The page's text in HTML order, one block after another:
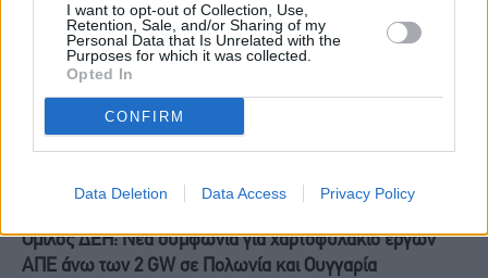
I want to opt-out of Collection, Use,
Retention, Sale, and/or Sharing of my
Personal Data that Is Unrelated with the
Purposes for which it was collected.
Opted In
CONFIRM
Data Deletion Data Access Privacy Policy
Όμιλος ΔΕΗ: Νέα συμφωνία για χαρτοφυλάκιο έργων
ΑΠΕ άνω των 2 GW σε Πολωνία και Ουγγαρία